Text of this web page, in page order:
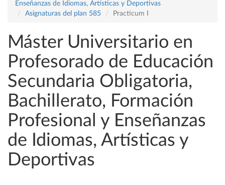
Enseñanzas de Idiomas, Artísticas y Deportivas
Asignaturas del plan 585
Practicum I
Máster Universitario en
Profesorado de Educación
Secundaria Obligatoria,
Bachillerato, Formación
Profesional y Enseñanzas
de Idiomas, Artísticas y
Deportivas